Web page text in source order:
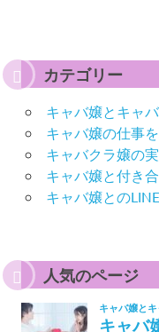
カテゴリー
キャバ嬢とキャ
キャバ嬢の仕事
キャバクラ嬢の
キャバ嬢と付き
キャバ嬢との
人気のページ